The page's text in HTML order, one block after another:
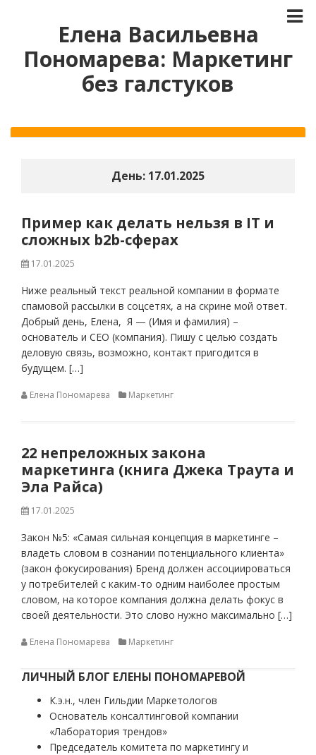
Елена Васильевна
Пономарева: Маркетинг
без галстуков
День: 17.01.2025
Пример как делать нельзя в IT и
сложных b2b-сферах
17.01.2025
Ниже реальный текст реальной компании в формате
спамовой рассылки в соцсетях, а на скрине мой ответ.
Добрый день, Елена, Я — (Имя и фамилия) –
основатель и CEO (компания). Пишу с целью создать
деловую связь, возможно, контакт пригодится в
будущем. […]
Елена Пономарева Маркетинг
22 непреложных закона
маркетинга (книга Джека Траута и
Эла Райса)
17.01.2025
Закон №5: «Самая сильная концепция в маркетинге –
владеть словом в сознании потенциального клиента»
(закон фокусирования) Бренд должен ассоциироваться
у потребителей с каким-то одним наиболее простым
словом, на которое компания должна делать фокус в
своей деятельности. Это слово нужно максимально […]
Елена Пономарева Маркетинг
ЛИЧНЫЙ БЛОГ ЕЛЕНЫ ПОНОМАРЕВОЙ
К.э.н., член Гильдии Маркетологов
Основатель консалтинговой компании
«Лаборатория трендов»
Председатель комитета по маркетингу и